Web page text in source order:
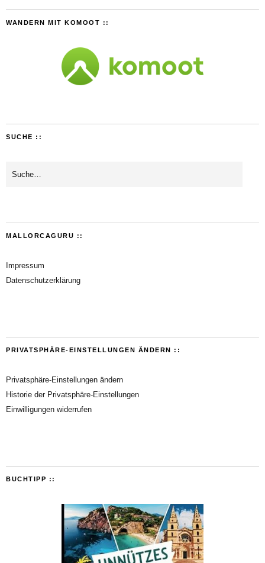
WANDERN MIT KOMOOT ::
SUCHE ::
MALLORCAGURU ::
Impressum
Datenschutzerklärung
PRIVATSPHÄRE-EINSTELLUNGEN ÄNDERN ::
Privatsphäre-Einstellungen ändern
Historie der Privatsphäre-Einstellungen
Einwilligungen widerrufen
BUCHTIPP ::